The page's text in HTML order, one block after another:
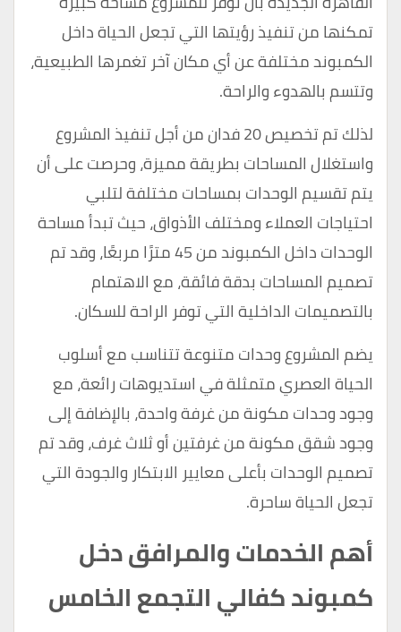
تمكنها من تنفيذ رؤيتها التي تجعل الحياة داخل
الكمبوند مختلفة عن أي مكان آخر تغمرها الطبيعية،
وتتسم بالهدوء والراحة.
لذلك تم تخصيص 20 فدان من أجل تنفيذ المشروع
واستغلال المساحات بطريقة مميزة، وحرصت على أن
يتم تقسيم الوحدات بمساحات مختلفة لتلبي
احتياجات العملاء ومختلف الأذواق، حيث تبدأ مساحة
الوحدات داخل الكمبوند من 45 مترًا مربعًا، وقد تم
تصميم المساحات بدقة فائقة، مع الاهتمام
بالتصميمات الداخلية التي توفر الراحة للسكان.
يضم المشروع وحدات متنوعة تتناسب مع أسلوب
الحياة العصري متمثلة في استديوهات رائعة، مع
وجود وحدات مكونة من غرفة واحدة، بالإضافة إلى
وجود شقق مكونة من غرفتين أو ثلاث غرف، وقد تم
تصميم الوحدات بأعلى معايير الابتكار والجودة التي
تجعل الحياة ساحرة.
أهم الخدمات والمرافق دخل
كمبوند كفالي التجمع الخامس